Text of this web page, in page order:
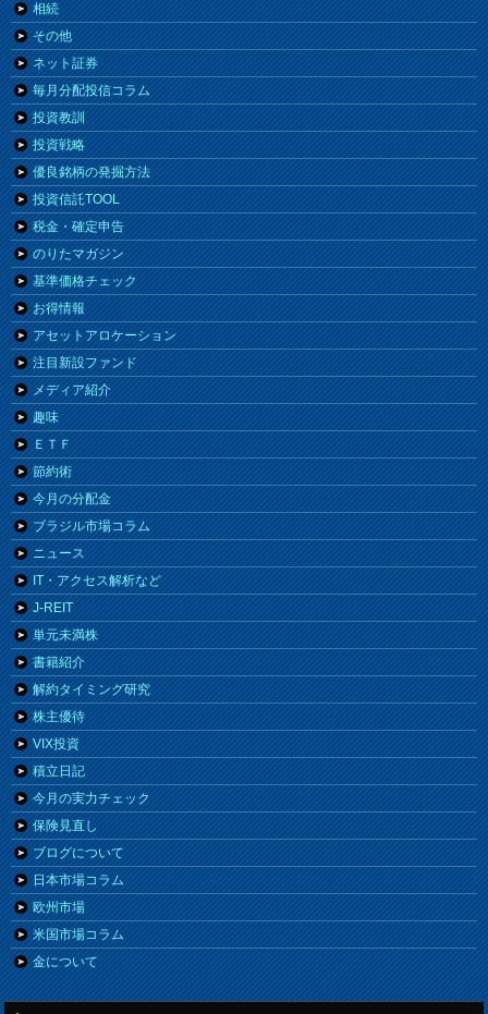
相続
その他
ネット証券
毎月分配投信コラム
投資教訓
投資戦略
優良銘柄の発掘方法
投資信託TOOL
税金・確定申告
のりたマガジン
基準価格チェック
お得情報
アセットアロケーション
注目新設ファンド
メディア紹介
趣味
ＥＴＦ
節約術
今月の分配金
ブラジル市場コラム
ニュース
IT・アクセス解析など
J-REIT
単元未満株
書籍紹介
解約タイミング研究
株主優待
VIX投資
積立日記
今月の実力チェック
保険見直し
ブログについて
日本市場コラム
欧州市場
米国市場コラム
金について